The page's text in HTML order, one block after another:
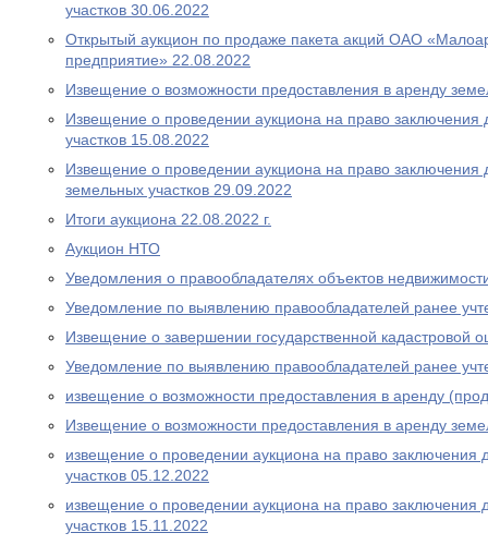
участков 30.06.2022
Открытый аукцион по продаже пакета акций ОАО
предприятие» 22.08.2022
Извещение о возможности предоставления в аренду
Извещение о проведении аукциона на право заключения
участков 15.08.2022
Извещение о проведении аукциона на право заключения
земельных участков 29.09.2022
Итоги аукциона 22.08.2022 г.
Аукцион НТО
Уведомления о правообладателях объектов
Уведомление по выявлению правообладателей ранее
Извещение о завершении государственной кадастровой
Уведомление по выявлению правообладателей ранее
извещение о возможности предоставления в аренду
Извещение о возможности предоставления в аренду
извещение о проведении аукциона на право заключения
участков 05.12.2022
извещение о проведении аукциона на право заключения
участков 15.11.2022